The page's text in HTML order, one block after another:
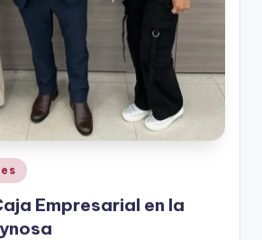
Empresarial en la